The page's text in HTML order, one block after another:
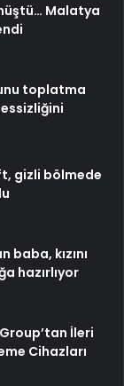
Malatya
toplatma
gizli bölmede
baba, kızını
hazırlıyor
İleri
Cihazları